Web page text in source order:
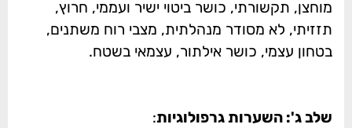
מוחצן, תקשורתי, כושר ביטוי ישיר ועממי, חרוץ,
תזזיתי, לא מסודר מנהלתית, מצבי רוח משתנים,
בטחון עצמי, כושר אילתור, עצמאי בשטח.
שלב ג': השערות גרפולוגיות: